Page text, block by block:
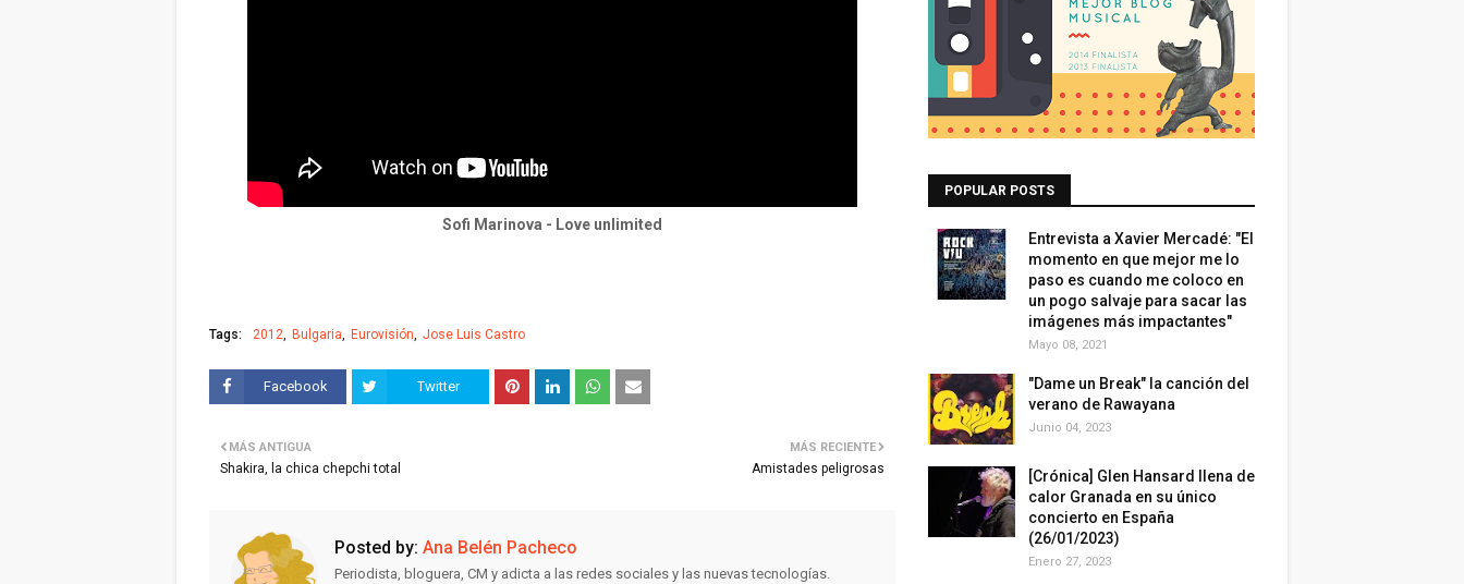
Sofi Marinova - Love unlimited
Tags: 2012 Bulgaria Eurovisión Jose Luis Castro
Facebook Twitter
MÁS RECIENTE
Amistades peligrosas
MÁS ANTIGUA
Shakira, la chica chepchi total
Posted by: Ana Belén Pacheco
Periodista, bloguera, CM y adicta a las redes sociales y las nuevas tecnologías.
POPULAR POSTS
Entrevista a Xavier Mercadé: "El
momento en que mejor me lo
paso es cuando me coloco en
un pogo salvaje para sacar las
imágenes más impactantes"
Mayo 08, 2021
"Dame un Break" la canción del
verano de Rawayana
Junio 04, 2023
[Crónica] Glen Hansard llena de
calor Granada en su único
concierto en España
(26/01/2023)
Enero 27, 2023